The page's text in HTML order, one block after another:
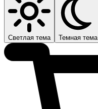
Светлая тема Темная тема